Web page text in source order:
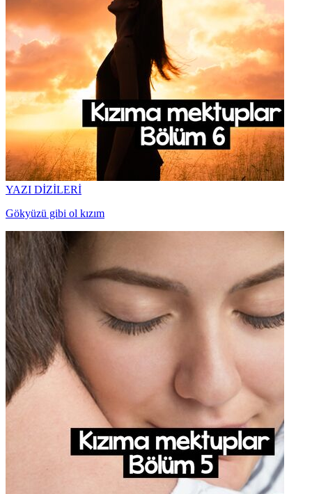
YAZI DİZİLERİ
Gökyüzü gibi ol kızım